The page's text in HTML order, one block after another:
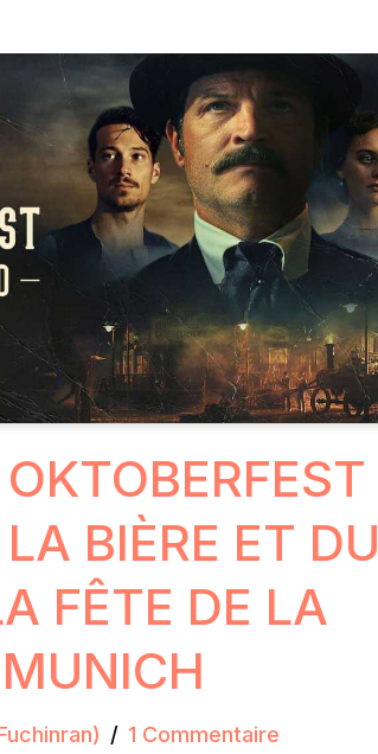
OKTOBERFEST
BIÈRE ET DU
FÊTE DE LA
1 Commentaire